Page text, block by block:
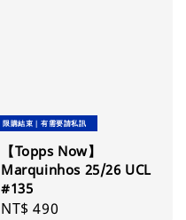
限購結束｜有需要請私訊
【Topps Now】
Marquinhos 25/26 UCL
#135
Regular
NT$ 490